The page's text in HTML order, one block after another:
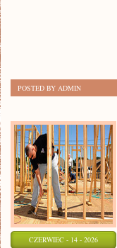
POSTED BY ADMIN
CZERWIEC - 14 - 2026